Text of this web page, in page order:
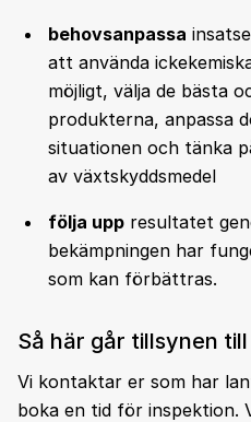
behovsanpassa
att använda
möjligt, välja de bästa
produkterna, anpassa
situationen och tänka
av växtskyddsmedel
följa upp resultatet
bekämpningen har
som kan förbättras.
Så här går tillsynen till
Vi kontaktar er som har
boka en tid för inspektion.